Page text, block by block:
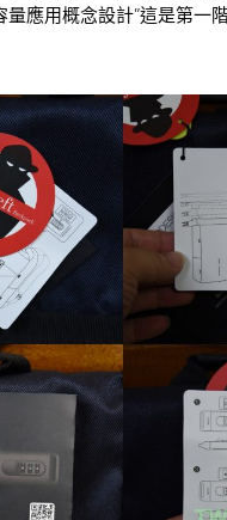
量應用概念設計”這是第一